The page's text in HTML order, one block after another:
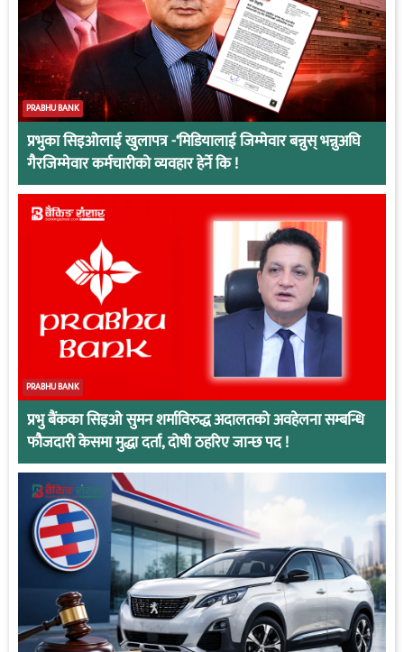
PRABHU BANK
प्रभुका सिइओलाई खुलापत्र -‘मिडियालाई जिम्मेवार बन्नुस् भन्नुअघि
गैरजिम्मेवार कर्मचारीको व्यवहार हेर्ने कि !
PRABHU BANK
प्रभु बैंकका सिइओ सुमन शर्माविरुद्ध अदालतको अवहेलना सम्बन्धि
फौजदारी केसमा मुद्धा दर्ता, दोषी ठहरिए जान्छ पद !